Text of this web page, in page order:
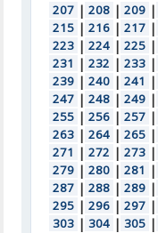
207 | 208 | 209 |
215 | 216 | 217 |
223 | 224 | 225 |
231 | 232 | 233 |
239 | 240 | 241 |
247 | 248 | 249 |
255 | 256 | 257 |
263 | 264 | 265 |
271 | 272 | 273 |
279 | 280 | 281 |
287 | 288 | 289 |
295 | 296 | 297 |
303 | 304 | 305 |